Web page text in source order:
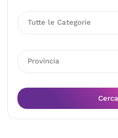
Tutte le Categorie
Provincia
Cerca